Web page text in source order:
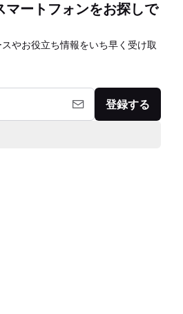
マートフォンをお探しで
やお役立ち情報をいち早く受け取
登録する